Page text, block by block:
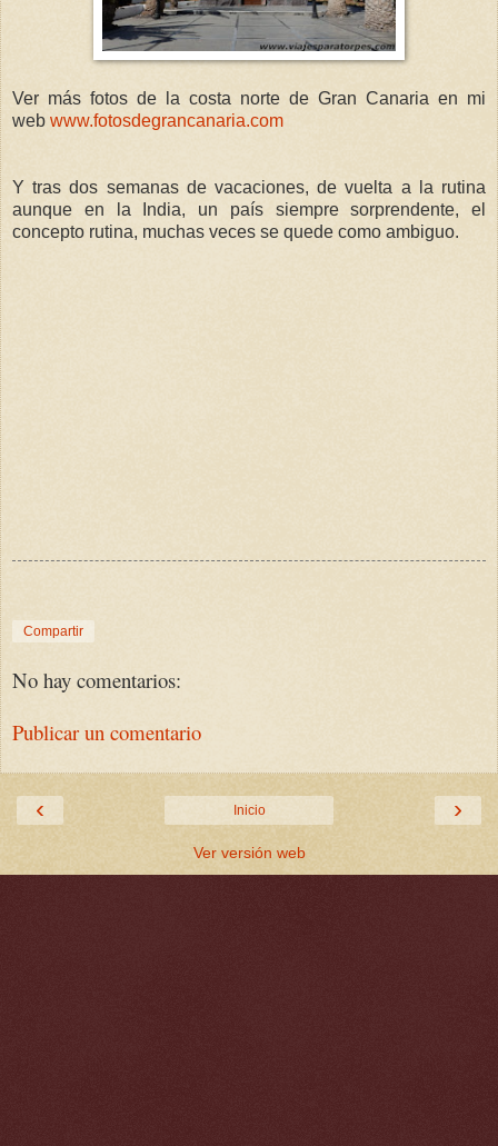
Ver más fotos de la costa norte de Gran Canaria en mi
web www.fotosdegrancanaria.com
Y tras dos semanas de vacaciones, de vuelta a la rutina
aunque en
la India, un país siempre sorprendente, el
concepto rutina, muchas veces se quede como ambiguo.
Compartir
No hay comentarios:
Publicar un comentario
‹ ›
Inicio
Ver versión web